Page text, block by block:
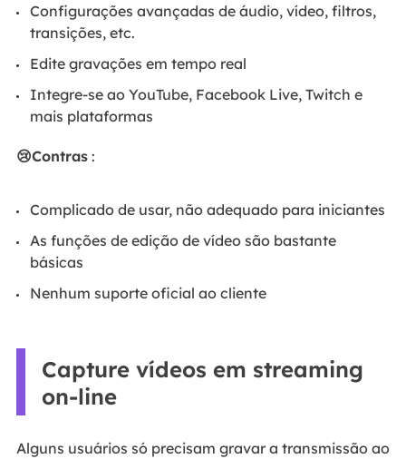
Configurações avançadas de áudio, vídeo, filtros,
transições, etc.
Edite gravações em tempo real
Integre-se ao YouTube, Facebook Live, Twitch e
mais plataformas
😢Contras:
Complicado de usar, não adequado para iniciantes
As funções de edição de vídeo são bastante
básicas
Nenhum suporte oficial ao cliente
Capture vídeos em streaming
on-line
Alguns usuários só precisam gravar a transmissão ao